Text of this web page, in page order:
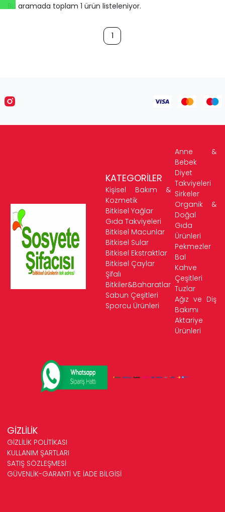
Bu aramada toplam 1 ürün listeleniyor.
1
KATEGORİLER
Kişisel Bakım &
Kozmetik
Bitkisel Yağlar
Gıda Takviyeleri
Bitkisel Macunlar
Bitkisel Sular
Bitkisel Ekstraktlar
Bitkisel Çaylar
Şifalı
Bitkiler&Baharatlar
Sabun Çeşitleri
Sporcu Ürünleri
Anne &
Bebek
Diyet
Takviyeleri
Sirkeler
Organik &
Doğal
Gıda
Ürünleri
Pekmezler
Bal
Kahve
Çeşitleri
Tuzlar
Ağız ve Diş
Bakımı
Aktariye
Ürünleri
GİZLİLİK
GİZLİLİK POLİTİKASI
KULLANIM ŞARTLARI
SATIŞ SÖZLEŞMESİ
GÜVENLİK-GARANTİ VE İADE BİLGİSİ